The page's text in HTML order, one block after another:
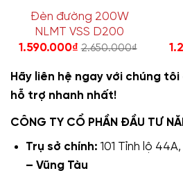
Đèn đường 200W
NLMT VSS D200
1.590.000₫ 2.650.000₫
Hãy liên hệ ngay với chúng
hỗ trợ nhanh nhất!
CÔNG TY CỔ PHẦN ĐẦU TƯ
Trụ sở chính: 101 Tỉnh lộ
– Vũng Tàu